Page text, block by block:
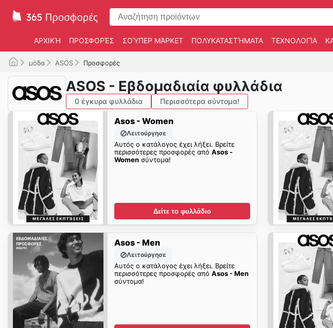
ΑΡΧΙΚΉ ΠΡΟΣΦΟΡΈΣ ΣΟΎΠΕΡ ΜΆΡΚΕΤ ΠΟΛΥΚΑΤΑΣΤΉΜΑΤΑ ΤΕΧΝΟΛΟΓΊΑ
μόδα ASOS Προσφορές
ASOS - Εβδομαδιαία φυλλάδια
0 έγκυρα φυλλάδια Περισσότερα σύντομα!
Asos - Women
Λειτούργησε
Αυτός ο κατάλογος έχει λήξει. Βρείτε
περισσότερες προσφορές από Asos -
Womenσύντομα!
Δείτε το φυλλάδιο
Asos - Men
Λειτούργησε
Αυτός ο κατάλογος έχει λήξει. Βρείτε
περισσότερες προσφορές από Asos - Men
σύντομα!